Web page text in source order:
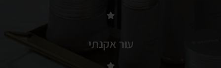
עור אקנתי